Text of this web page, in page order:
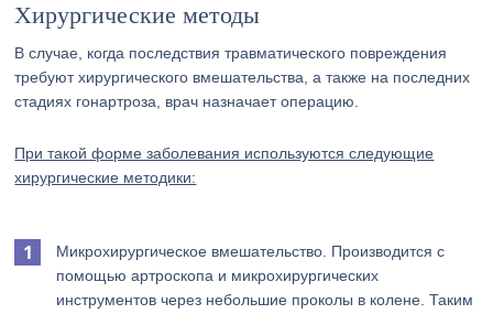
Хирургические методы
В случае, когда последствия травматического повреждения
требуют хирургического вмешательства, а также на последних
стадиях гонартроза, врач назначает операцию.
При такой форме заболевания используются следующие
хирургические методики:
Микрохирургическое вмешательство. Производится с
помощью артроскопа и микрохирургических
инструментов через небольшие проколы в колене. Таким